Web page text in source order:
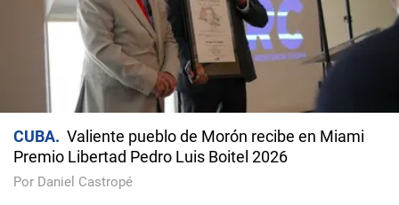
CUBA
Valiente pueblo de Morón recibe en Miami
Premio Libertad Pedro Luis Boitel 2026
Por Daniel Castropé